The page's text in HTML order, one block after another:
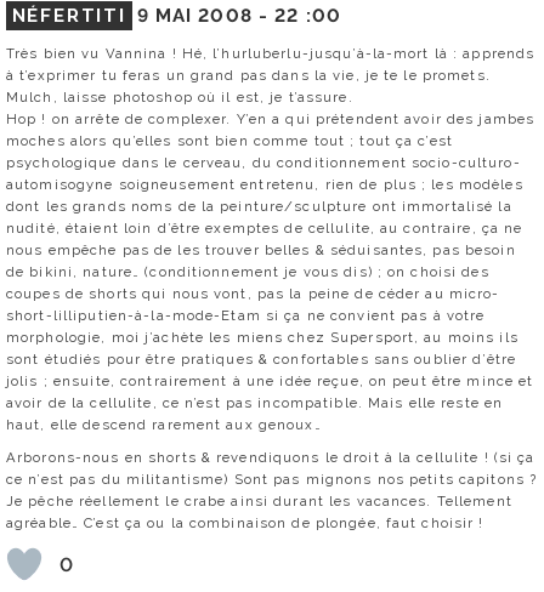
NÉFERTITI 9 MAI 2008 -22 :00
Très bien vu Vannina ! Hé, l’hurluberlu-jusqu’à-la-mort là : apprends
à t’exprimer tu feras un grand pas dans la vie, je te le promets.
Mulch, laisse photoshop où il est, je t’assure.
Hop ! on arrête de complexer. Y’en a qui prétendent avoir des jambes
moches alors qu’elles sont bien comme tout ; tout ça c’est
psychologique dans le cerveau, du conditionnement socio-culturo-
automisogyne soigneusement entretenu, rien de plus ; les modèles
dont les grands noms de la peinture/sculpture ont immortalisé la
nudité, étaient loin d’être exemptes de cellulite, au contraire, ça ne
nous empêche pas de les trouver belles & séduisantes, pas besoin
de bikini, nature… (conditionnement je vous dis) ; on choisi des
coupes de shorts qui nous vont, pas la peine de céder au micro-
short-lilliputien-à-la-mode-Etam si ça ne convient pas à votre
morphologie, moi j’achète les miens chez Supersport, au moins ils
sont étudiés pour être pratiques & confortables sans oublier d’être
jolis ; ensuite, contrairement à une idée reçue, on peut être mince et
avoir de la cellulite, ce n’est pas incompatible. Mais elle reste en
haut, elle descend rarement aux genoux…
Arborons-nous en shorts & revendiquons le droit à la cellulite ! (si ça
ce n’est pas du militantisme) Sont pas mignons nos petits capitons ?
Je pêche réellement le crabe ainsi durant les vacances. Tellement
agréable… C’est ça ou la combinaison de plongée, faut choisir !
0